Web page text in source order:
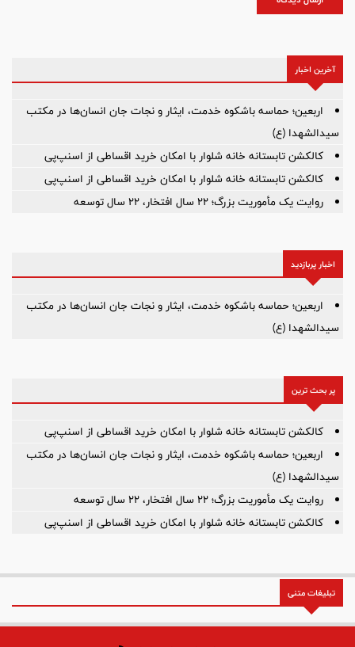
آخرین اخبار
اربعین؛ حماسه باشکوه خدمت، ایثار و نجات جان انسان‌ها در مکتب
سیدالشهدا (ع)
کالکشن تابستانه خانه شلوار با امکان خرید اقساطی از اسنپ‌پی
کالکشن تابستانه خانه شلوار با امکان خرید اقساطی از اسنپ‌پی
روایت یک مأموریت بزرگ؛ ۲۲ سال افتخار، ۲۲ سال توسعه
اخبار پربازدید
اربعین؛ حماسه باشکوه خدمت، ایثار و نجات جان انسان‌ها در مکتب
سیدالشهدا (ع)
پر بحث ترین
کالکشن تابستانه خانه شلوار با امکان خرید اقساطی از اسنپ‌پی
اربعین؛ حماسه باشکوه خدمت، ایثار و نجات جان انسان‌ها در مکتب
سیدالشهدا (ع)
روایت یک مأموریت بزرگ؛ ۲۲ سال افتخار، ۲۲ سال توسعه
کالکشن تابستانه خانه شلوار با امکان خرید اقساطی از اسنپ‌پی
تبلیغات متنی